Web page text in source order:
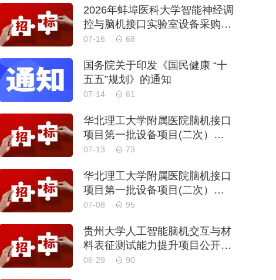
2026年蚌埠医科大学智能神经调
控与脑机接口实验室设备采购项
目公开招标公告
07-16 68
国务院关于印发《国民健康 “十
五五”规划》的通知
07-14 61
华北理工大学附属医院脑机接口
项目第一批设备项目(二次）公
开招标公告
07-13 73
华北理工大学附属医院脑机接口
项目第一批设备项目(二次）公
开招标公告
07-08 95
贵州大学人工智能脑机交互与材
料表征测试能力提升项目公开招
标公告
06-29 90